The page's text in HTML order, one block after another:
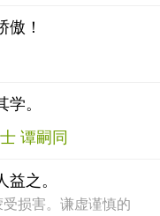
傲！
。
谭嗣同
之。
损害。谦虚谨慎的